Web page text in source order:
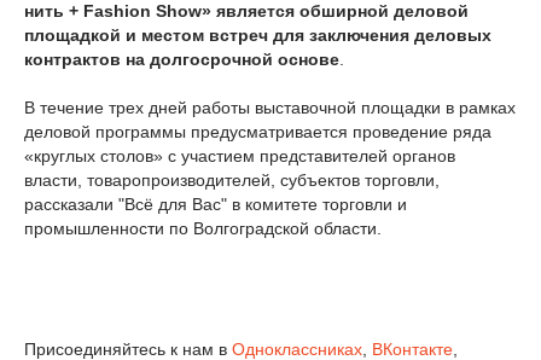
нить + Fashion Show» является обширной деловой
площадкой и местом встреч для заключения деловых
контрактов на долгосрочной основе
В течение трех дней работы выставочной площадки в рамках
деловой программы предусматривается проведение ряда
«круглых столов» с участием представителей органов
власти, товаропроизводителей, субъектов торговли,
рассказали "Всё для Вас" в комитете торговли и
промышленности по Волгоградской области.
Присоединяйтесь к нам в Одноклассниках ВКонтакте